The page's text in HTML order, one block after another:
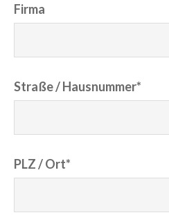
Firma
Straße / Hausnummer*
PLZ / Ort*